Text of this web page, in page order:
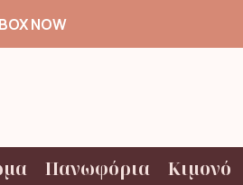
NOW
Πανωφόρια Κιμονό